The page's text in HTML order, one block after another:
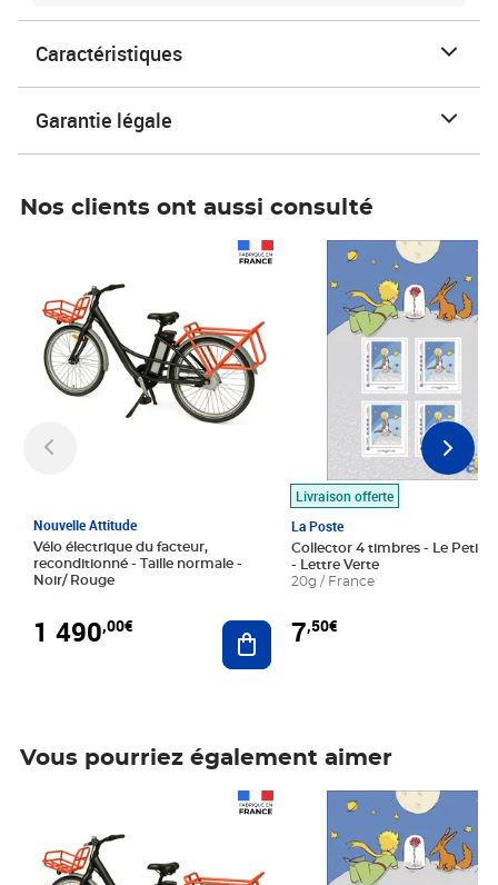
Caractéristiques
Garantie légale
Nos clients ont aussi consulté
Nouvelle Attitude
Vélo électrique du facteur,
reconditionné - Taille normale -
Noir/ Rouge
1 490,00€ Ajouter au panier
Livraison offerte
La Poste
Collector 4 timbres - Le Petit
- Lettre Verte
20g / France
7,50€
Prix 7,50€
Vous pourriez également aimer
Prix 7,50€